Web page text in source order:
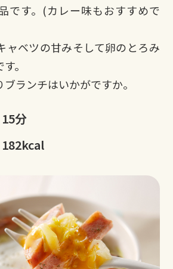
です。(カレー味もおすすめで
ャベツの甘みそして卵のとろみ
。
ランチはいかがですか。
15分
182kcal